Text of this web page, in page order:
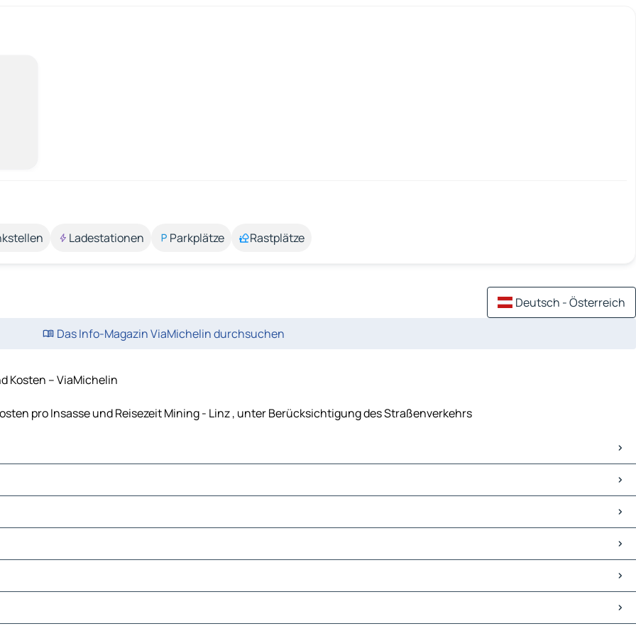
Ladestationen Parkplätze Rastplätze
Deutsch - Österreich
Das Info-Magazin ViaMichelin durchsuchen
Kosten – ViaMichelin
pro Insasse und Reisezeit Mining - Linz , unter Berücksichtigung des Straßenverkehrs